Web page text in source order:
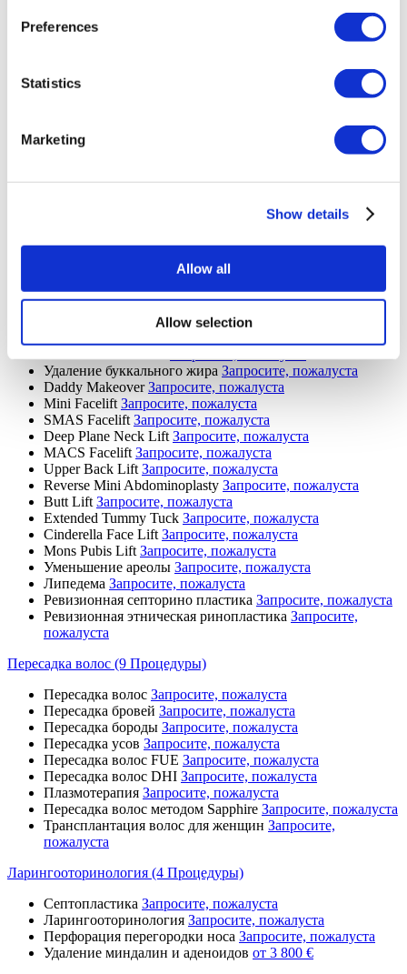
Preferences
Statistics
Marketing
Show details
Allow all
Allow selection
Запросите, пожалуста
Искусственный пресс
Запросите, пожалуста
Якорная подтяжка груди
Запросите, пожалуста
Ревизионная Липосакция
Запросите, пожалуста
Запросите, пожалуста
Повторная подтяжка лица
Запросите, пожалуста
Запросите, пожалуста
Пластическая хирургия после похудения
Запросите,
Запросите, пожалуста
Подтяжка верхнего Запросите, пожалуста
Подтяжка нижнего века Запросите, пожалуста
Запросите, пожалуста
Удаление буккального жира Запросите, пожалуста
Daddy Makeover Запросите, пожалуста
Mini Facelift Запросите, пожалуста
SMAS Facelift Запросите, пожалуста
Deep Plane Neck Lift Запросите, пожалуста
MACS Facelift Запросите, пожалуста
Upper Back Lift Запросите, пожалуста
Reverse Mini Abdominoplasty Запросите, пожалуста
Butt Lift Запросите, пожалуста
Extended Tummy Tuck Запросите, пожалуста
Cinderella Face Lift Запросите, пожалуста
Mons Pubis Lift Запросите, пожалуста
Уменьшение ареолы Запросите, пожалуста
Липедема Запросите, пожалуста
Ревизионная септорино пластика Запросите, пожалуста
Ревизионная этническая ринопластика Запросите,
пожалуста
Пересадка волос (9 Процедуры)
Пересадка волос Запросите, пожалуста
Пересадка бровей Запросите, пожалуста
Пересадка бороды Запросите, пожалуста
Пересадка усов Запросите, пожалуста
Пересадка волос FUE Запросите, пожалуста
Пересадка волос DHI Запросите, пожалуста
Плазмотерапия Запросите, пожалуста
Пересадка волос методом Sapphire Запросите, пожалуста
Трансплантация волос для женщин Запросите,
пожалуста
Ларингооторинология (4 Процедуры)
Септопластика Запросите, пожалуста
Ларингооторинология Запросите, пожалуста
Перфорация перегородки носа Запросите, пожалуста
Удаление миндалин и аденоидов от 3 800 €